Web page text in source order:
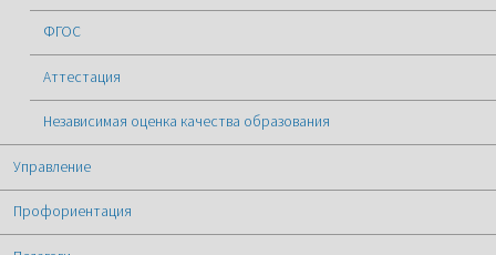
ФГОС
Аттестация
Независимая оценка качества образования
Управление
Профориентация